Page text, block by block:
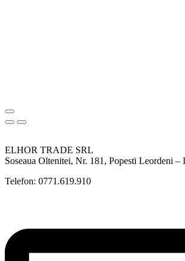
ELHOR TRADE SRL
Soseaua Oltenitei, Nr. 181, Popesti Leordeni –
Telefon: 0771.619.910